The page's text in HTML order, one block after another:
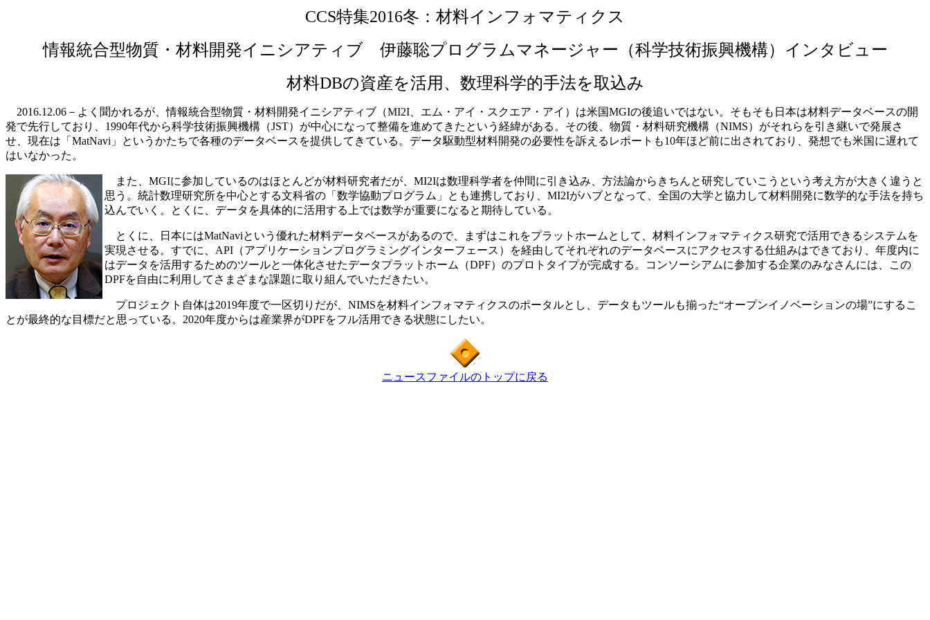
CCS特集2016冬：材料インフォマティクス
情報統合型物質・材料開発イニシアティブ 伊藤聡プログラムマネージャー（科学技術振興機構）インタビュー
材料DBの資産を活用、数理科学的手法を取込み
2016.12.06－よく聞かれるが、情報統合型物質・材料開発イニシアティブ（MI2I、エム・アイ・スクエア・アイ）は米国MGIの後追いではない。そもそも日本は材料データベースの開
発で先行しており、1990年代から科学技術振興機構（JST）が中心になって整備を進めてきたという経緯がある。その後、物質・材料研究機構（NIMS）がそれらを引き継いで発展さ
せ、現在は「MatNavi」というかたちで各種のデータベースを提供してきている。データ駆動型材料開発の必要性を訴えるレポートも10年ほど前に出されており、発想でも米国に遅れて
はいなかった。
また、MGIに参加しているのはほとんどが材料研究者だが、MI2Iは数理科学者を仲間に引き込み、方法論からきちんと研究していこうという考え方が大きく違うと
思う。統計数理研究所を中心とする文科省の「数学協動プログラム」とも連携しており、MI2Iがハブとなって、全国の大学と協力して材料開発に数学的な手法を持ち
込んでいく。とくに、データを具体的に活用する上では数学が重要になると期待している。
とくに、日本にはMatNaviという優れた材料データベースがあるので、まずはこれをプラットホームとして、材料インフォマティクス研究で活用できるシステムを
実現させる。すでに、API（アプリケーションプログラミングインターフェース）を経由してそれぞれのデータベースにアクセスする仕組みはできており、年度内に
はデータを活用するためのツールと一体化させたデータプラットホーム（DPF）のプロトタイプが完成する。コンソーシアムに参加する企業のみなさんには、この
DPFを自由に利用してさまざまな課題に取り組んでいただきたい。
プロジェクト自体は2019年度で一区切りだが、NIMSを材料インフォマティクスのポータルとし、データもツールも揃った“オープンイノベーションの場”にするこ
とが最終的な目標だと思っている。2020年度からは産業界がDPFをフル活用できる状態にしたい。
ニュースファイルのトップに戻る